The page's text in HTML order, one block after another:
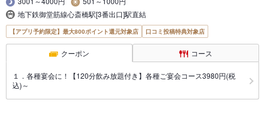
地下鉄御堂筋線心斎橋駅[3番出口]駅直結
【アプリ予約限定】最大800ポイント還元対象店 口コミ投稿特典対象店
クーポン コース
１．各種宴会に！【120分飲み放題付き】各種ご宴会コース3980円(税
込)～